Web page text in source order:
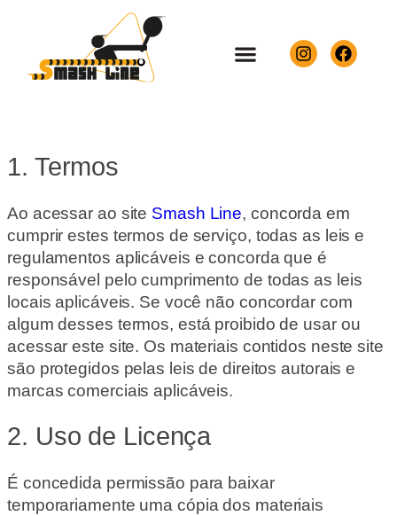
1. Termos
Ao acessar ao site Smash Line, concorda em
cumprir estes termos de serviço, todas as leis e
regulamentos aplicáveis ​​e concorda que é
responsável pelo cumprimento de todas as leis
locais aplicáveis. Se você não concordar com
algum desses termos, está proibido de usar ou
acessar este site. Os materiais contidos neste site
são protegidos pelas leis de direitos autorais e
marcas comerciais aplicáveis.
2. Uso de Licença
É concedida permissão para baixar
temporariamente uma cópia dos materiais